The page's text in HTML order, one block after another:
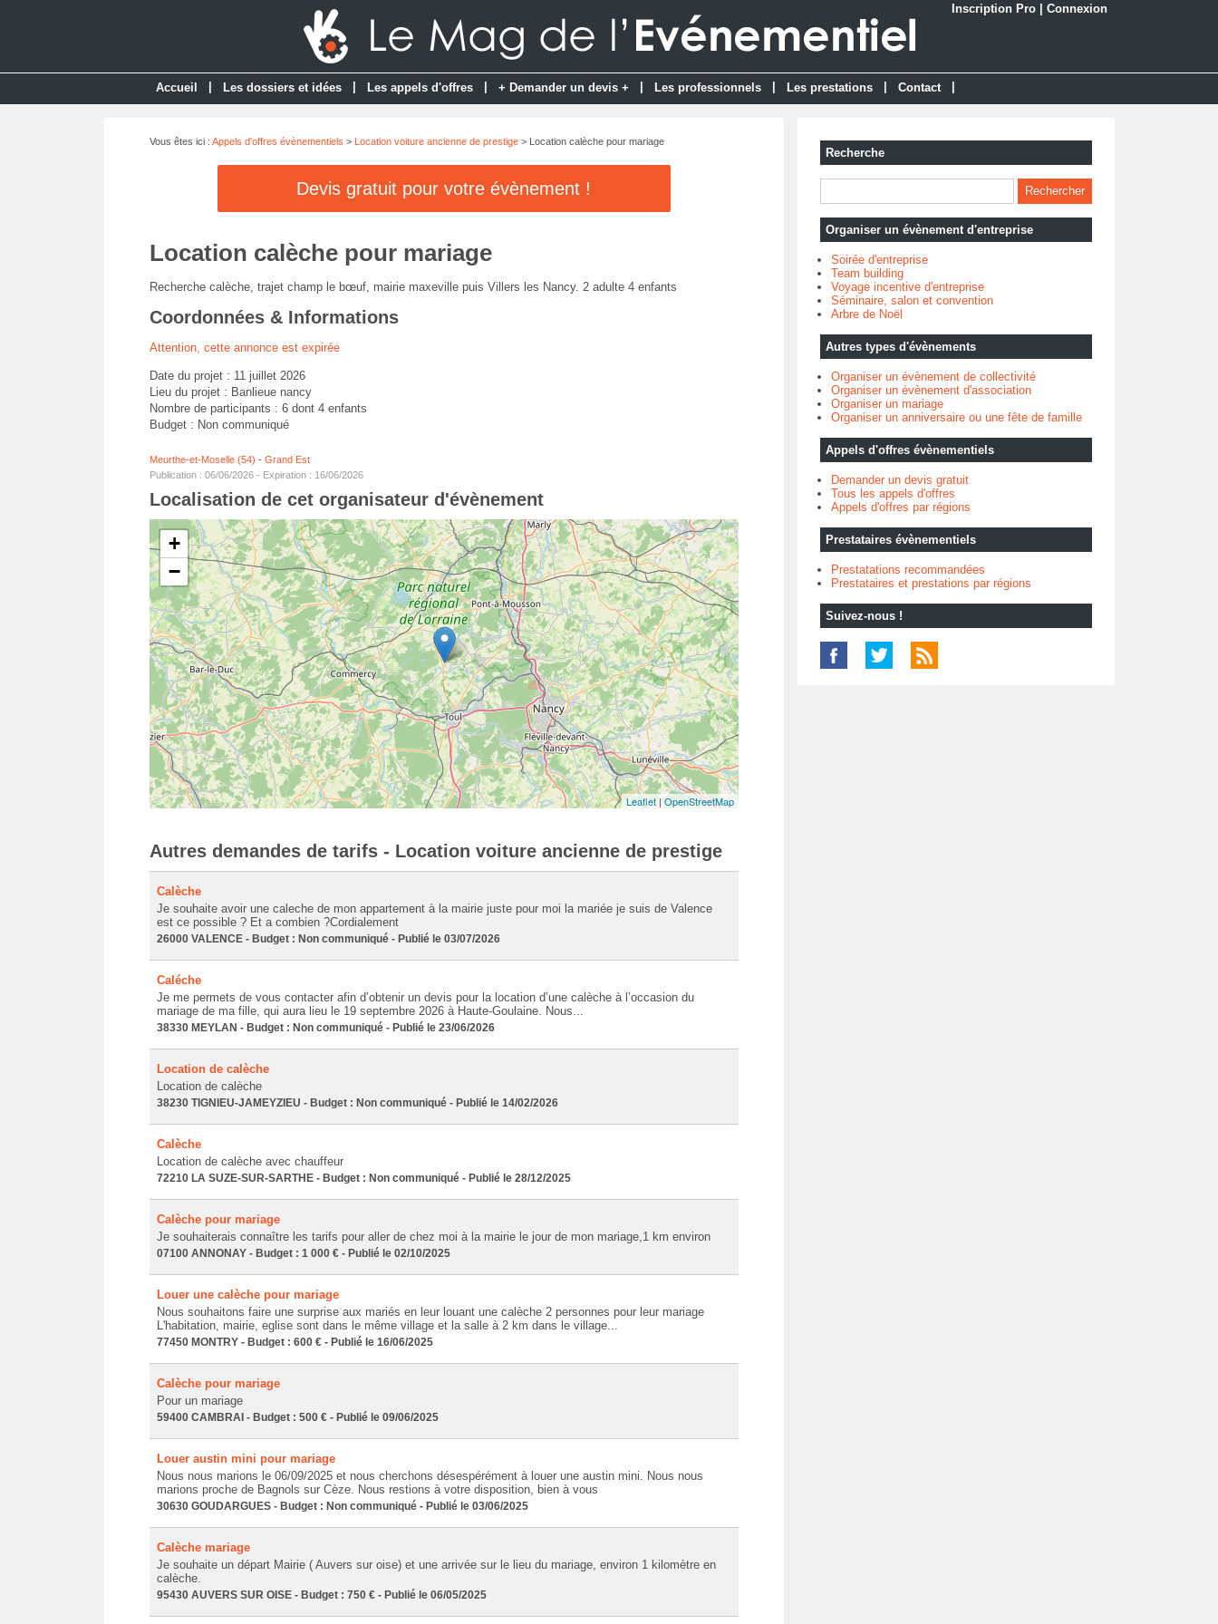
Inscription Pro Connexion
Accueil Les dossiers et idées Les appels d'offres + Demander un devis + Les professionnels Les prestations Contact
Vous êtes ici : Appels d'offres évènementiels > Location voiture ancienne de prestige> Location calèche pour mariage
Devis gratuit pour votre évènement !
Location calèche pour mariage
Recherche calèche, trajet champ le bœuf, mairie maxeville puis Villers les Nancy. 2 adulte 4 enfants
Coordonnées & Informations
Attention, cette annonce est expirée
Date du projet : 11 juillet 2026
Lieu du projet : Banlieue nancy
Nombre de participants : 6 dont 4 enfants
Budget : Non communiqué
Meurthe-et-Moselle (54) - Grand Est
Publication : 06/06/2026 - Expiration : 16/06/2026
Localisation de cet organisateur d'évènement
+
−
Leaflet| OpenStreetMap
Autres demandes de tarifs - Location voiture ancienne de prestige
Calèche
Je souhaite avoir une caleche de mon appartement à la mairie juste pour moi la mariée je suis de Valence
est ce possible ? Et a combien ?Cordialement
26000 VALENCE - Budget : Non communiqué - Publié le 03/07/2026
Caléche
Je me permets de vous contacter afin d’obtenir un devis pour la location d’une calèche à l’occasion du
mariage de ma fille, qui aura lieu le 19 septembre 2026 à Haute-Goulaine. Nous...
38330 MEYLAN - Budget : Non communiqué - Publié le 23/06/2026
Location de calèche
Location de calèche
38230 TIGNIEU-JAMEYZIEU - Budget : Non communiqué - Publié le 14/02/2026
Calèche
Location de calèche avec chauffeur
72210 LA SUZE-SUR-SARTHE - Budget : Non communiqué - Publié le 28/12/2025
Calèche pour mariage
Je souhaiterais connaître les tarifs pour aller de chez moi à la mairie le jour de mon mariage,1 km environ
07100 ANNONAY - Budget : 1 000 € - Publié le 02/10/2025
Louer une calèche pour mariage
Nous souhaitons faire une surprise aux mariés en leur louant une calèche 2 personnes pour leur mariage
L'habitation, mairie, eglise sont dans le même village et la salle à 2 km dans le village...
77450 MONTRY - Budget : 600 € - Publié le 16/06/2025
Calèche pour mariage
Pour un mariage
59400 CAMBRAI - Budget : 500 € - Publié le 09/06/2025
Louer austin mini pour mariage
Nous nous marions le 06/09/2025 et nous cherchons désespérément à louer une austin mini. Nous nous
marions proche de Bagnols sur Cèze. Nous restions à votre disposition, bien à vous
30630 GOUDARGUES - Budget : Non communiqué - Publié le 03/06/2025
Calèche mariage
Je souhaite un départ Mairie ( Auvers sur oise) et une arrivée sur le lieu du mariage, environ 1 kilomètre en
calèche.
95430 AUVERS SUR OISE - Budget : 750 € - Publié le 06/05/2025
Recherche
Organiser un évènement d'entreprise
Soirée d'entreprise
Team building
Voyage incentive d'entreprise
Séminaire, salon et convention
Arbre de Noël
Autres types d'évènements
Organiser un évènement de collectivité
Organiser un évènement d'association
Organiser un mariage
Organiser un anniversaire ou une fête de famille
Appels d'offres évènementiels
Demander un devis gratuit
Tous les appels d'offres
Appels d'offres par régions
Prestataires évènementiels
Prestatations recommandées
Prestataires et prestations par régions
Suivez-nous !